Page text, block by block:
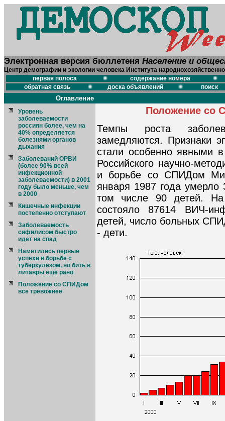
Электронная версия бюллетеня Население и
Центр демографии и экологии человека Института
первая полоса
содержание номера
обратная связь
доска объявлений поиск
Оглавление
Уровень
заболеваемости
россиян более, чем на
40% определяется
болезнями органов
дыхания
Заболеваний ОРВИ
(более 90% всей
инфекционной
заболеваемости) в 2001
году было меньше, чем
в 2000
Кишечные инфекции
постепенно отступают
Заболеваемость
сифилисом быстро
идет на спад
Наметились первые
успехи в борьбе с
туберкулезом, но бить в
литавры еще рано
Положение со СПИДом
все тревожнее
Положение со
Темпы роста
замедляются. Признаки
стали особенно явными
Российского научно-
и борьбе со СПИДом
января 1987 года
том числе 90 детей.
состояло 87614 ВИЧ-
детей, число больных
- дети.